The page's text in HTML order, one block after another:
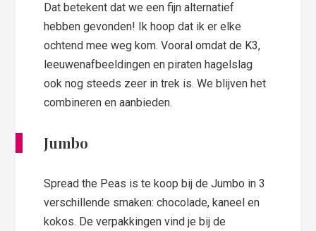
Dat betekent dat we een fijn alternatief
hebben gevonden! Ik hoop dat ik er elke
ochtend mee weg kom. Vooral omdat de K3,
leeuwenafbeeldingen en piraten hagelslag
ook nog steeds zeer in trek is. We blijven het
combineren en aanbieden.
Jumbo
Spread the Peas is te koop bij de Jumbo in 3
verschillende smaken: chocolade, kaneel en
kokos. De verpakkingen vind je bij de